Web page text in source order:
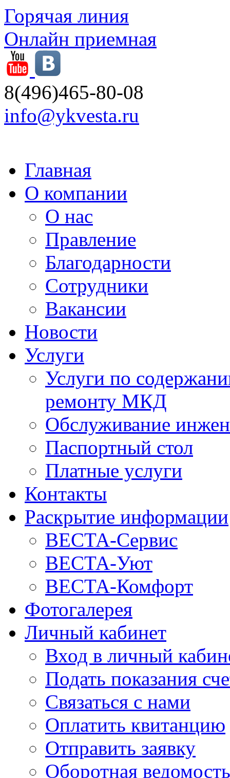
Горячая линия
Онлайн приемная
8(496)465-80-08
info@ykvesta.ru
Главная
О компании
О нас
Правление
Благодарности
Сотрудники
Вакансии
Новости
Услуги
Услуги по
ремонту МКД
Обслуживание
Паспортный стол
Платные услуги
Контакты
Раскрытие информации
ВЕСТА-Сервис
ВЕСТА-Уют
ВЕСТА-Комфорт
Фотогалерея
Личный кабинет
Вход в личный
Подать показания
Связаться с нами
Оплатить квитанцию
Отправить заявку
Оборотная ведомость